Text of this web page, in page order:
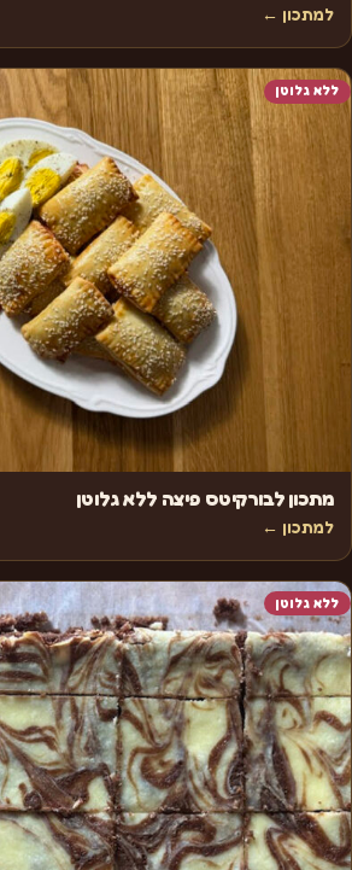
למתכון ←
ללא גלוטן
מתכון לבורקיטס פיצה ללא גלוטן
למתכון ←
ללא גלוטן